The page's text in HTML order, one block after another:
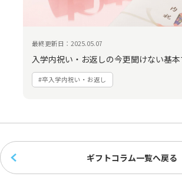
最終更新日：2025.05.07
入学内祝い・お返しの今更聞けない基
#卒入学内祝い・お返し
ギフトコラム一覧へ戻る